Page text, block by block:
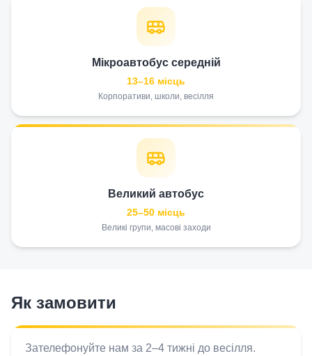
Мікроавтобус середній
13–16 місць
Корпоративи, школи, весілля
Великий автобус
25–50 місць
Великі групи, масові заходи
Як замовити
Зателефонуйте нам за 2–4 тижні до весілля.